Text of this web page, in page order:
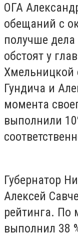
ОГА
обещаний с
получше дела
обстоят у
Хмельницкой
Гундича и
момента
выполнили
Губернатор
Алексей
рейтинга. По
выполнил 38